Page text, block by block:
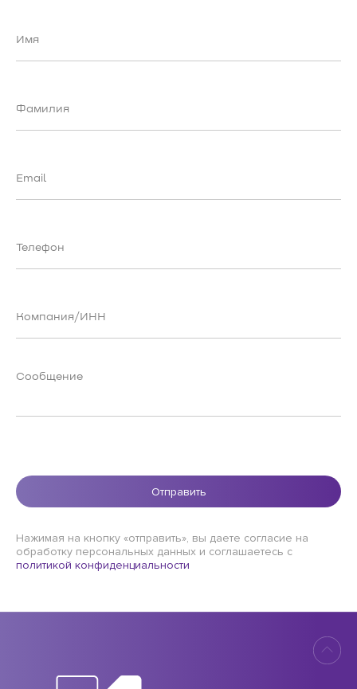
Отправить
Нажимая на кнопку «отправить», вы даете согласие на
обработку персональных данных и соглашаетесь c
политикой конфиденциальности